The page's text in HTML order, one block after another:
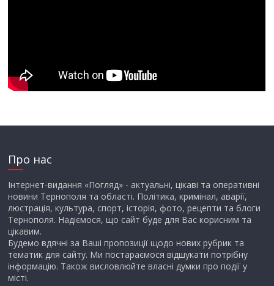
Про нас
Інтернет-видання «Погляд» - актуальні, цікаві та оперативні
новини Тернополя та області. Політика, кримінал, аварії,
люстрація, культура, спорт, історія, фото, рецепти та блоги
Тернополя. Надіємося, що сайт буде для Вас корисним та
цікавим.
Будемо вдячні за Ваші пропозиції щодо нових рубрик та
тематик для сайту. Ми постараємося відшукати потрібну
інформацію. Також висловлюйте власні думки про події у
місті.